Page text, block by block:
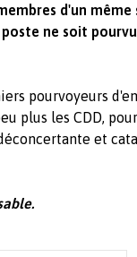
d'un même
ne soit
pourvoyeurs
plus les CDD,
et